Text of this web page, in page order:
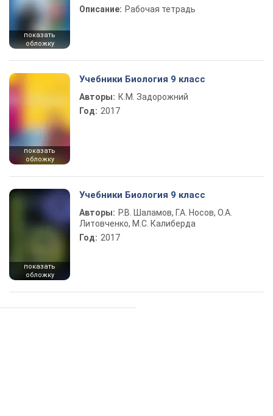
показать
обложку
Описание: Рабочая тетрадь
показать
обложку
Учебники Биология 9 класс
Авторы: К.М. Задорожний
Год: 2017
показать
обложку
Учебники Биология 9 класс
Авторы: Р.В. Шаламов, Г.А. Носов, О.А.
Литовченко, М.С. Калиберда
Год: 2017